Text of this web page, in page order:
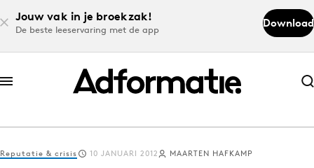
Jouw vak in je broekzak!
De beste leeservaring met de app
Download
Abonneer nu
Abonneer nu
Log in
Reputatie & crisis 10 JANUARI 2012 MAARTEN HAFKAMP